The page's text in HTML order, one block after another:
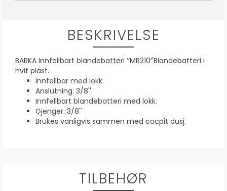
BESKRIVELSE
BARKA Innfellbart blandebatteri ’’MR210’'Blandebatteri i
hvit plast..
Innfellbar med lokk.
Anslutning: 3/8''
Innfellbart blandebatteri med lokk.
Gjenger: 3/8''
Brukes vanligvis sammen med cocpit dusj.
TILBEHØR